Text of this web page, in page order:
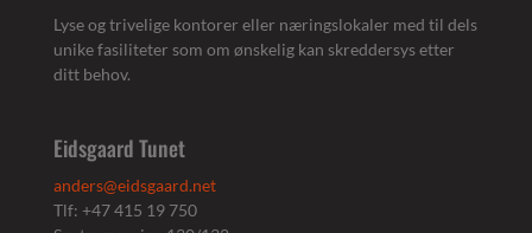
Lyse og trivelige kontorer eller næringslokaler med til dels
unike fasiliteter som om ønskelig kan skreddersys etter
ditt behov.
Eidsgaard Tunet
anders@eidsgaard.net
Tlf: +47 415 19 750